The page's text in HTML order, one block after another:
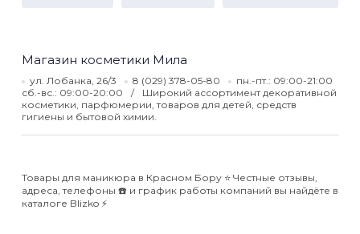
Магазин косметики Мила
ул. Лобанка, 26/3 8 (029) 378-05-80
пн.-пт.: 09:00-21:00
сб.-вс.: 09:00-20:00
Широкий ассортимент декоративной
косметики, парфюмерии, товаров для детей, средств
гигиены и бытовой химии.
Товары для маникюра в Красном Бору ⭐️ Честные отзывы,
адреса, телефоны ☎️ и график работы компаний вы найдёте в
каталоге Blizko ⚡️